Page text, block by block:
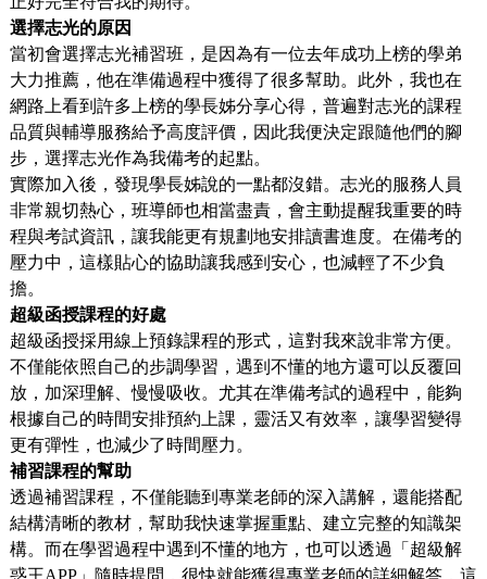
選擇志光的原因
當初會選擇志光補習班，是因為有一位去年成功上榜的學弟
大力推薦，他在準備過程中獲得了很多幫助。此外，我也在
網路上看到許多上榜的學長姊分享心得，普遍對志光的課程
品質與輔導服務給予高度評價，因此我便決定跟隨他們的腳
步，選擇志光作為我備考的起點。
實際加入後，發現學長姊說的一點都沒錯。志光的服務人員
非常親切熱心，班導師也相當盡責，會主動提醒我重要的時
程與考試資訊，讓我能更有規劃地安排讀書進度。在備考的
壓力中，這樣貼心的協助讓我感到安心，也減輕了不少負
擔。
超級函授課程的好處
超級函授採用線上預錄課程的形式，這對我來說非常方便。
不僅能依照自己的步調學習，遇到不懂的地方還可以反覆回
放，加深理解、慢慢吸收。尤其在準備考試的過程中，能夠
根據自己的時間安排預約上課，靈活又有效率，讓學習變得
更有彈性，也減少了時間壓力。
補習課程的幫助
透過補習課程，不僅能聽到專業老師的深入講解，還能搭配
結構清晰的教材，幫助我快速掌握重點、建立完整的知識架
構。而在學習過程中遇到不懂的地方，也可以透過「超級解
惑王APP」隨時提問，很快就能獲得專業老師的詳細解答，這